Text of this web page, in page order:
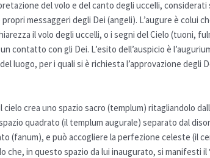
del volo e del canto degli uccelli,
messaggeri degli Dei (angeli). L’augure è colui
il volo degli uccelli, o i segni del Cielo (tuoni,
contatto con gli Dei. L’esito dell’auspicio è
luogo, per i quali si è richiesta l’approvazione degli
cielo crea uno spazio sacro (templum) ritagliandolo
quadrato (il templum augurale) separato dal
(fanum), e può accogliere la perfezione celeste (il
che, in questo spazio da lui inaugurato, si manifesti il